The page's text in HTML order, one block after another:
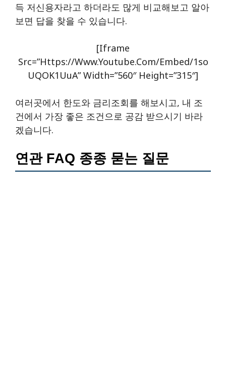
득 저신용자라고 하더라도 많게 비교해보고 알아
보면 답을 찾을 수 있습니다.
[iframe
Src=”https://www.youtube.com/embed/1so
UQOK1UuA” Width=”560″ Height=”315″]
여러곳에서 한도와 금리조회를 해보시고, 내 조
건에서 가장 좋은 조건으로 공감 받으시기 바라
겠습니다.
연관 FAQ 종종 묻는 질문